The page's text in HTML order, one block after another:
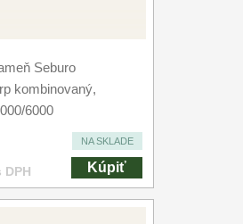
Seburo
kombinovaný,
6000
NA SKLADE
DPH Kúpiť